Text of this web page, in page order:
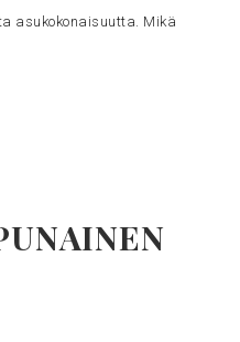
asukokonaisuutta. Mikä